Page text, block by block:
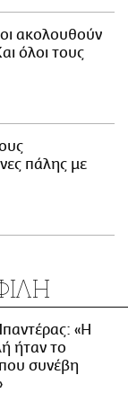
ακολουθούν
όλοι τους
πάλης με
«Η
ήταν το
συνέβη